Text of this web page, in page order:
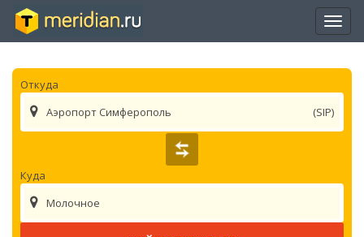
Откуда
(SIP)
Аэропорт Симферополь
Куда
Молочное